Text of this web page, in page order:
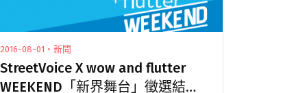
2016-08-01・新聞
StreetVoice X wow and flutter
WEEKEND「新界舞台」徵選結